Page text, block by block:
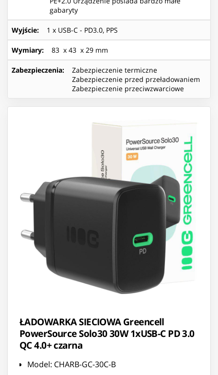
gabaryty
Wyjście: 1 x USB-C - PD3.0, PPS
Wymiary: 83 x 43 x 29 mm
Zabezpieczenia:
Zabezpieczenie termiczne
Zabezpieczenie przed przeładowaniem
Zabezpieczenie przeciwzwarciowe
ŁADOWARKA SIECIOWA Greencell
PowerSource Solo30 30W 1xUSB-C PD 3.0
QC 4.0+ czarna
Model: CHARB-GC-30C-B